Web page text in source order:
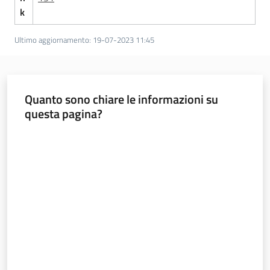
k
Ultimo aggiornamento: 19-07-2023 11:45
Quanto sono chiare le informazioni su
questa pagina?